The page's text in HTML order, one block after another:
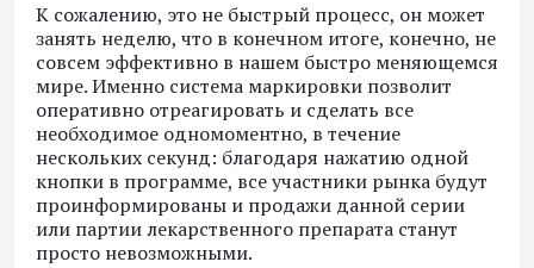
К сожалению, это не быстрый процесс, он может
занять неделю, что в конечном итоге, конечно, не
совсем эффективно в нашем быстро меняющемся
мире. Именно система маркировки позволит
оперативно отреагировать и сделать все
необходимое одномоментно, в течение
нескольких секунд: благодаря нажатию одной
кнопки в программе, все участники рынка будут
проинформированы и продажи данной серии
или партии лекарственного препарата станут
просто невозможными.